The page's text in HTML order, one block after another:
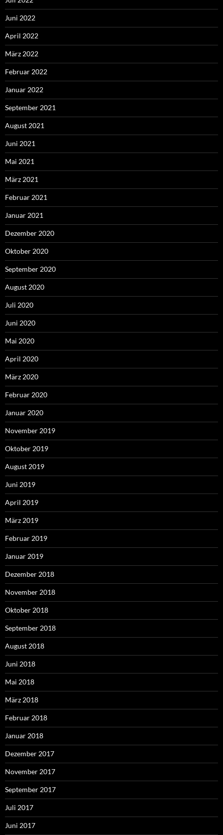
Juni 2022
April 2022
März 2022
Februar 2022
Januar 2022
September 2021
August 2021
Juni 2021
Mai 2021
März 2021
Februar 2021
Januar 2021
Dezember 2020
Oktober 2020
September 2020
August 2020
Juli 2020
Juni 2020
Mai 2020
April 2020
März 2020
Februar 2020
Januar 2020
November 2019
Oktober 2019
August 2019
Juni 2019
April 2019
März 2019
Februar 2019
Januar 2019
Dezember 2018
November 2018
Oktober 2018
September 2018
August 2018
Juni 2018
Mai 2018
März 2018
Februar 2018
Januar 2018
Dezember 2017
November 2017
September 2017
Juli 2017
Juni 2017